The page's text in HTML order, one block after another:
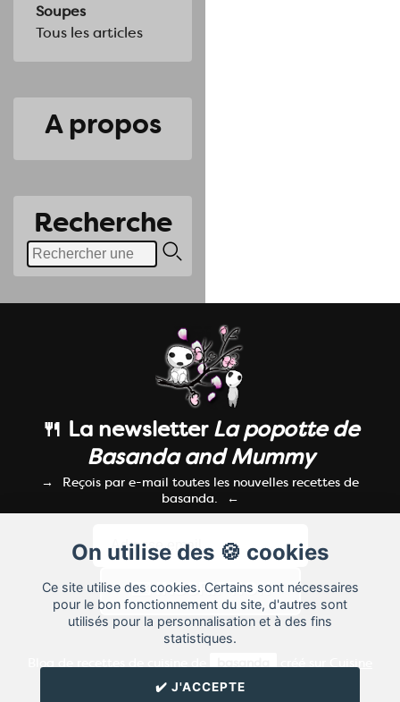
Soupes
Tous les articles
A propos
Recherche
On utilise des 🍪 cookies
Ce site utilise des cookies. Certains sont nécessaires
pour le bon fonctionnement du site, d'autres sont
utilisés pour la personnalisation et à des fins
statistiques.
✔️ J'ACCEPTE
🍴 La newsletterLa popotte de
Basanda and Mummy
Reçois par e-mail toutes les nouvelles recettes de
basanda.
✉️ Contacter basanda